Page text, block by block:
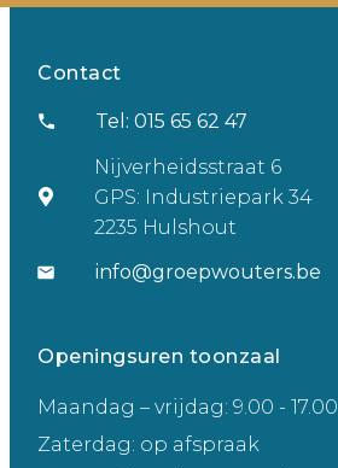
Contact
Tel: 015 65 62 47
Nijverheidsstraat 6
GPS: Industriepark 34
2235 Hulshout
info@groepwouters.be
Openingsuren toonzaal
Maandag – vrijdag: 9.00 - 17.00
Zaterdag: op afspraak